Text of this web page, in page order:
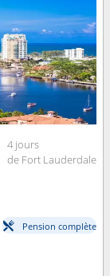
4 jours
de Fort Lauderdale
Pension complète